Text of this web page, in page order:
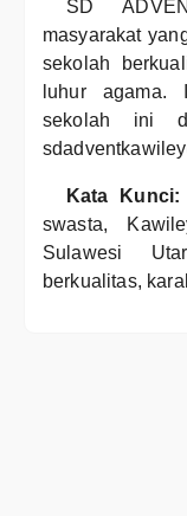
SD
masyarakat
sekolah
luhur agama.
sekolah ini
Kata Kunci:
swasta,
Sulawesi
berkualitas,